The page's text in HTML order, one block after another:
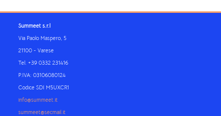
Blocchi
Blocchi
Blocchi
Blocchi
Summeet s.r.l
Via Paolo Maspero, 5
21100 - Varese
Tel. +39 0332 231416
P.IVA: 03106080124
Codice SDI M5UXCR1
info@summeet.it
summeet@secmail.it